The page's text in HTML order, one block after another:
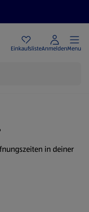
EinkaufslisteAnmeldenMenu
in deiner